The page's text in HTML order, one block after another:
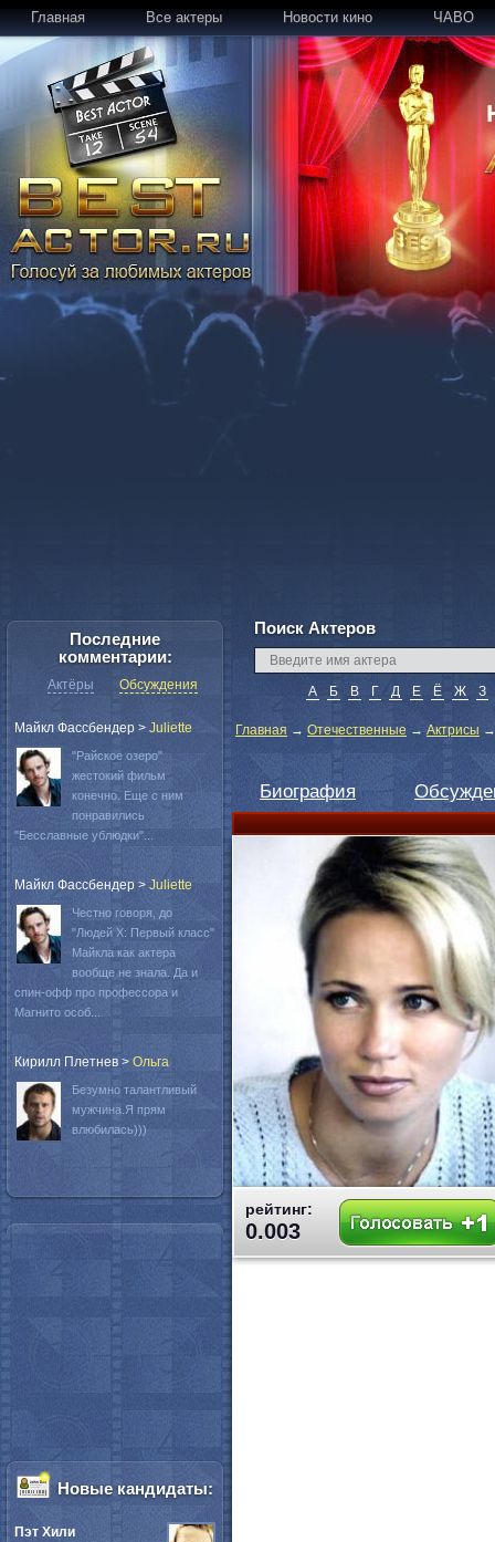
Главная Все актеры Новости кино ЧАВО
Поиск Актеров
А Б В Г Д Е Ё Ж З
Главная → Отечественные → Актрисы
Биография
рейтинг:
0.003
Последние
комментарии:
Актёры Обсуждения
Майкл Фассбендер > Juliette
"Райское озеро"
жестокий фильм
конечно. Еще с ним
понравились
"Бесславные ублюдки"...
Майкл Фассбендер > Juliette
Честно говоря, до
"Людей Х: Первый класс"
Майкла как актера
вообще не знала. Да и
спин-офф про профессора и
Магнито особ...
Кирилл Плетнев > Oльга
Безумно талантливый
мужчина.Я прям
влюбилась)))
Новые кандидаты:
Пэт Хили